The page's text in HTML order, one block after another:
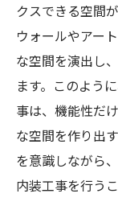
クスできる空間
ウォールやアー
な空間を演出し
ます。このよう
事は、機能性だ
な空間を作り出
を意識しながら
内装工事を行う